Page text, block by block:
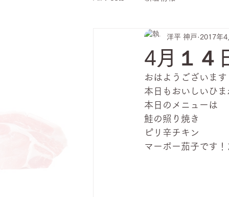
4月１４
洋平 神戸 2017年
おはようございま
本日もおいしいひ
本日のメニューは
鮭の照り焼き
ピリ辛チキン
マーボー茄子です